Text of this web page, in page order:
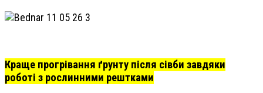
Краще прогрівання ґрунту після сівби завдяки
роботі з рослинними рештками